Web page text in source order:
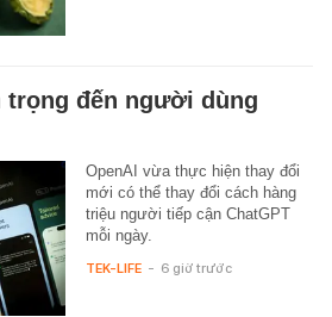
trọng đến người dùng
OpenAI vừa thực hiện thay đổi
mới có thể thay đổi cách hàng
triệu người tiếp cận ChatGPT
mỗi ngày.
TEK-LIFE - 6 giờ trước